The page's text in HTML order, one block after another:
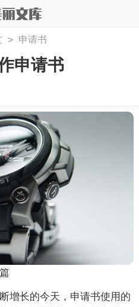
> 申请书
申请书
增长的今天，申请书使用的